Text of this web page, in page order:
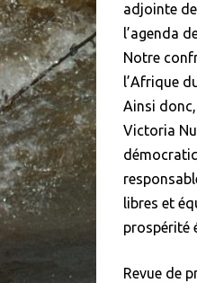
adjointe
l’agenda
Notre
l’Afrique
Ainsi
Victoria
libres et
prospérité
Revue de